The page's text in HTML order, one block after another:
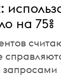
на 75%